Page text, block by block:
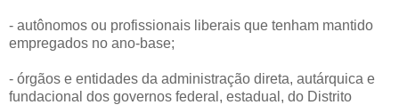
- autônomos ou profissionais liberais que tenham mantido
empregados no ano-base;
- órgãos e entidades da administração direta, autárquica e
fundacional dos governos federal, estadual, do Distrito